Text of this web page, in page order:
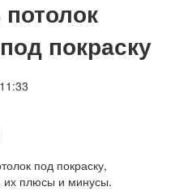
покраску
под покраску,
их плюсы и минусы.